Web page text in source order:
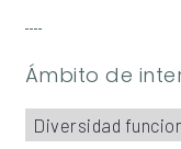
Ámbito de
Diversidad